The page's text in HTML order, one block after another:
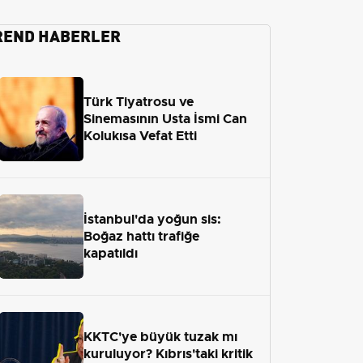
HABERLER
Türk Tiyatrosu ve
Sinemasının Usta İsmi Can
Kolukısa Vefat Etti
İstanbul'da yoğun sis:
Boğaz hattı trafiğe
kapatıldı
KKTC'ye büyük tuzak mı
kuruluyor? Kıbrıs'taki kritik